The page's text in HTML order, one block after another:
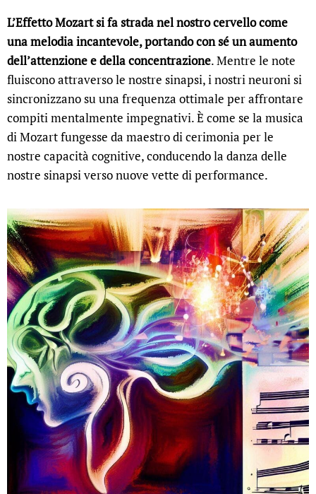
L’Effetto Mozart si fa strada nel nostro cervello come
una melodia incantevole, portando con sé un aumento
dell’attenzione e della concentrazione. Mentre le note
fluiscono attraverso le nostre sinapsi, i nostri neuroni si
sincronizzano su una frequenza ottimale per affrontare
compiti mentalmente impegnativi. È come se la musica
di Mozart fungesse da maestro di cerimonia per le
nostre capacità cognitive, conducendo la danza delle
nostre sinapsi verso nuove vette di performance.